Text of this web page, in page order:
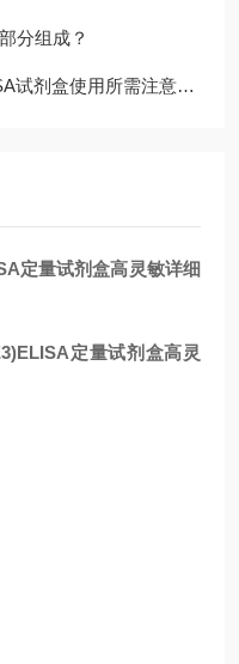
分组成？
盒使用所需注意的事项
定量试剂盒高灵敏详细
定量试剂盒高灵